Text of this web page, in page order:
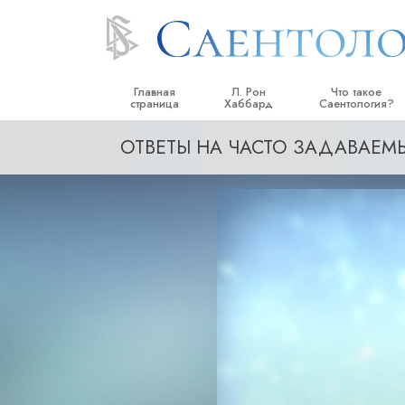
Главная
страница
Л. Рон
Хаббард
Что такое
Саентология?
Верования и
кодексы
Что саентологи
Познакомьтесь с
ОТВЕТЫ НА ЧАСТО